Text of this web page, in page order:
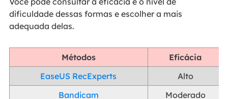
dificuldade dessas formas e escolher a mais
adequada delas.
Métodos
Eficácia
EaseUS RecExperts
Alto
Bandicam
Moderado